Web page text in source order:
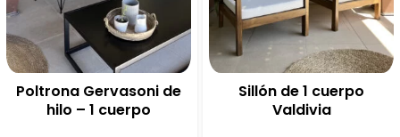
Poltrona Gervasoni de
hilo – 1 cuerpo
Sillón de 1 cuerpo
Valdivia